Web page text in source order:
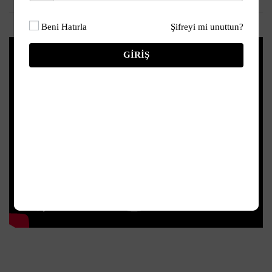
Beni Hatırla Şifreyi mi unuttun?
GIRIŞ